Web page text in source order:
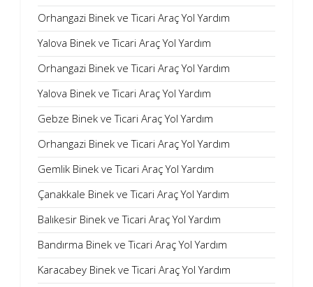
Orhangazi Binek ve Ticari Araç Yol Yardım
Yalova Binek ve Ticari Araç Yol Yardım
Orhangazi Binek ve Ticari Araç Yol Yardım
Yalova Binek ve Ticari Araç Yol Yardım
Gebze Binek ve Ticari Araç Yol Yardım
Orhangazi Binek ve Ticari Araç Yol Yardım
Gemlik Binek ve Ticari Araç Yol Yardım
Çanakkale Binek ve Ticari Araç Yol Yardım
Balıkesir Binek ve Ticari Araç Yol Yardım
Bandırma Binek ve Ticari Araç Yol Yardım
Karacabey Binek ve Ticari Araç Yol Yardım